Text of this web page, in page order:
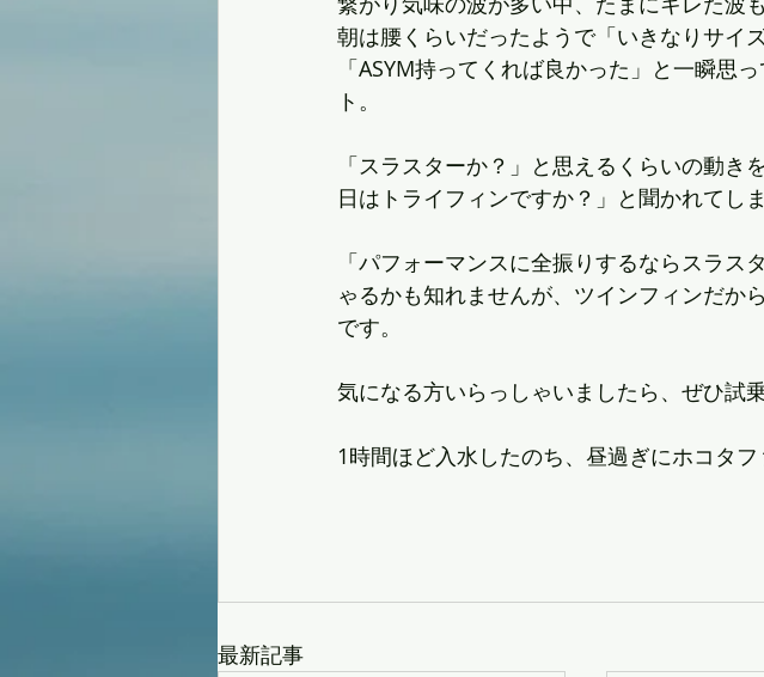
朝は腰くらいだったようで「いきなりサイ
「ASYM持ってくれば良かった」と一瞬思
ト。
「スラスターか？」と思えるくらいの動
日はトライフィンですか？」と聞かれてしま
「パフォーマンスに全振りするならスラ
ゃるかも知れませんが、ツインフィンだか
です。
気になる方いらっしゃいましたら、ぜひ試
1時間ほど入水したのち、昼過ぎにホコタフ
最新記事